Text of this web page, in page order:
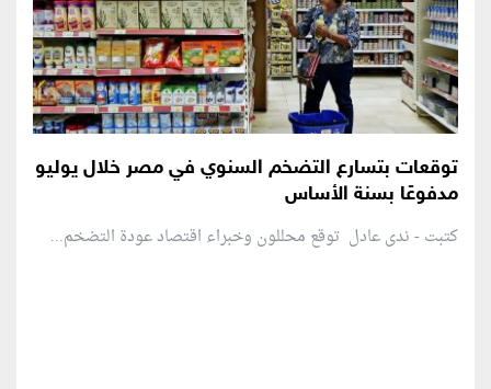
توقعات بتسارع التضخم السنوي في مصر خلال يوليو
مدفوعًا بسنة الأساس
كتبت - ندى عادل توقع محللون وخبراء اقتصاد عودة التضخم...